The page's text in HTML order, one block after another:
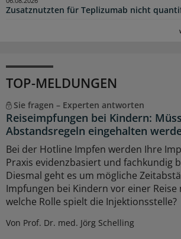
Zusatznutzten für Teplizumab nicht
TOP-MELDUNGEN
Sie fragen – Experten antworten
Reiseimpfungen bei Kindern:
Abstandsregeln eingehalten
Bei der Hotline Impfen werden Ihre
Praxis evidenzbasiert und fachkundig
Diesmal geht es um mögliche
Impfungen bei Kindern vor einer Reise
welche Rolle spielt die Injektionsstelle?
Von Prof. Dr. med. Jörg Schelling